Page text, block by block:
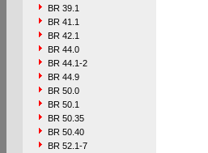
BR 39.1
BR 41.1
BR 42.1
BR 44.0
BR 44.1-2
BR 44.9
BR 50.0
BR 50.1
BR 50.35
BR 50.40
BR 52.1-7